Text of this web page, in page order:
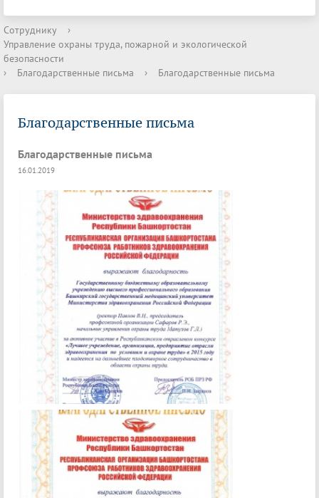
Сотруднику
›
Управление охраны труда, пожарной и экологической
безопасности
›
Благодарственные письма › Благодарственные письма
Благодарственные письма
Благодарственные письма
16.01.2019